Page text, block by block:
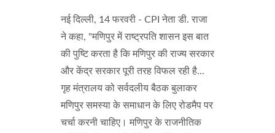
नई दिल्ली, 14 फरवरी - CPI नेता डी. राजा
ने कहा, "मणिपुर में राष्ट्रपति शासन इस बात
की पुष्टि करता है कि मणिपुर की राज्य सरकार
और केंद्र सरकार पूरी तरह विफल रही है...
गृह मंत्रालय को सर्वदलीय बैठक बुलाकर
मणिपुर समस्या के समाधान के लिए रोडमैप पर
चर्चा करनी चाहिए। मणिपुर के राजनीतिक